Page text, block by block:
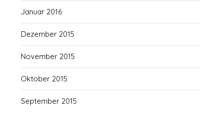
Januar 2016
Dezember 2015
November 2015
Oktober 2015
September 2015